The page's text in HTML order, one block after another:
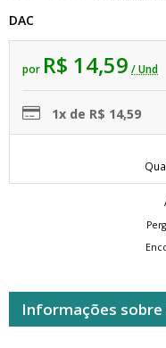
DAC
por R$ 14,59 / Und
1x de R$ 14,59
Informações